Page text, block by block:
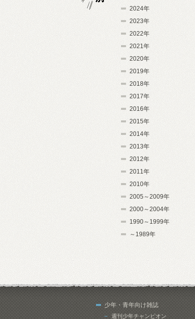
2024年
2023年
2022年
2021年
2020年
2019年
2018年
2017年
2016年
2015年
2014年
2013年
2012年
2011年
2010年
2005～2009年
2000～2004年
1990～1999年
～1989年
少年・青年向け雑誌
週刊少年チャンピオン